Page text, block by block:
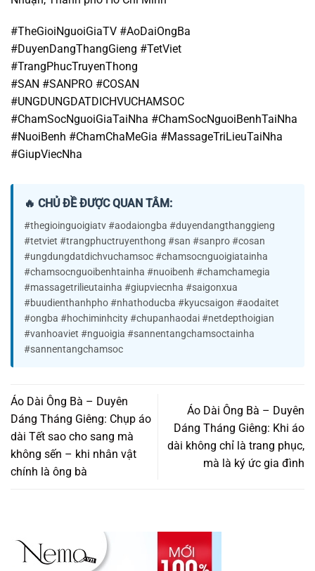
#tetviet #trangphuctruyenthong #san #sanpro #cosan
#ungdungdatdichvuchamsoc #chamsocnguoigiatainha
#chamsocnguoibenhtainha #nuoibenh #chamchamegia
#massagetrilieutainha #giupviecnha #saigonxua
#buudienthanhpho #nhathoducba #kyucsaigon #aodaitet
#ongba #hochiminhcity #chupanhaodai #netdepthoigian
#vanhoaviet #nguoigia #sannentangchamsoctainha
#sannentangchamsoc
Dáng Tháng Giêng: Chụp áo
dài Tết sao cho sang mà
không sến – khi nhân vật
chính là ông bà
mà là ký ức gia đình